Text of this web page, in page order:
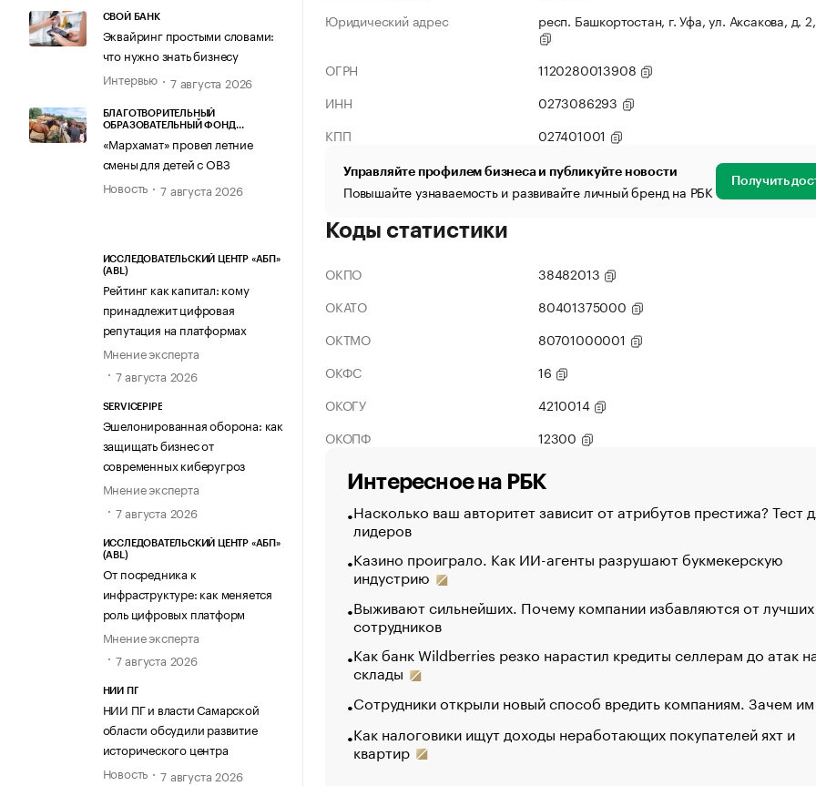
СВОЙ БАНК
Эквайринг простыми словами:
что нужно знать бизнесу
Интервью
7 августа 2026
БЛАГОТВОРИТЕЛЬНЫЙ
ОБРАЗОВАТЕЛЬНЫЙ ФОНД
«Мархамат» провел летние
смены для детей с ОВЗ
Новость
7 августа 2026
ИССЛЕДОВАТЕЛЬСКИЙ ЦЕНТР «АБП»
(ABL)
Рейтинг как капитал: кому
принадлежит цифровая
репутация на платформах
Мнение эксперта
7 августа 2026
SERVICEPIPE
Эшелонированная оборона: как
защищать бизнес от
современных киберугроз
Мнение эксперта
7 августа 2026
ИССЛЕДОВАТЕЛЬСКИЙ ЦЕНТР «АБП»
(ABL)
От посредника к
инфраструктуре: как меняется
роль цифровых платформ
Мнение эксперта
7 августа 2026
НИИ ПГ
НИИ ПГ и власти Самарской
области обсудили развитие
исторического центра
Новость
7 августа 2026
Юридический адрес
респ. Башкортостан, г. Уфа, ул. Аксакова, д.
ОГРН
1120280013908
ИНН
0273086293
КПП
027401001
Управляйте профилем бизнеса и публикуйте новости
Повышайте узнаваемость и развивайте личный бренд на РБК Получить
Коды статистики
ОКПО
38482013
ОКАТО
80401375000
ОКТМО
80701000001
ОКФС
16
ОКОГУ
4210014
ОКОПФ
12300
Интересное на РБК
Насколько ваш авторитет зависит от атрибутов престижа? Тест
лидеров
Казино проиграло. Как ИИ-агенты разрушают букмекерскую
индустрию
Выживают сильнейших. Почему компании избавляются от лучших
сотрудников
Как банк Wildberries резко нарастил кредиты селлерам до атак
склады
Сотрудники открыли новый способ вредить компаниям. Зачем
Как налоговики ищут доходы неработающих покупателей яхт и
квартир